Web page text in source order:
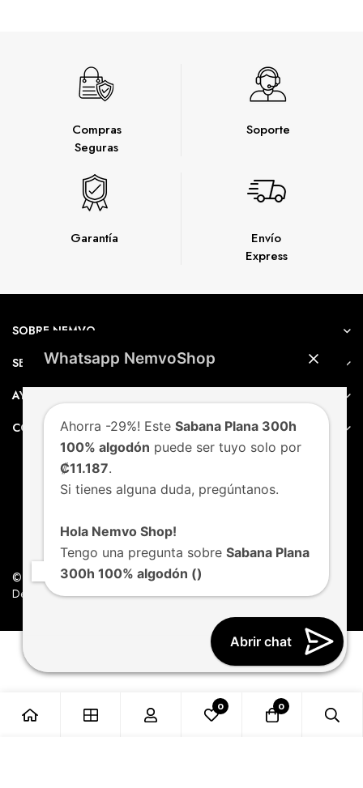
Garantía
Compras
Seguras
Envío
Express
Soporte
SOBRE NEMVO
SERVICIO AL CLIENTE
AYUDA
CONTACTO
© Nemvo. Todos los derechos Reservados.
Design by Nemvo Agency
0 0
Whatsapp NemvoShop
Ahorra -29%! Este Sabana Plana 300h
100% algodón puede ser tuyo solo por
₡11.187.
Si tienes alguna duda, pregúntanos.
Hola Nemvo Shop!
Tengo una pregunta sobre Sabana Plana
300h 100% algodón ()
Abrir chat